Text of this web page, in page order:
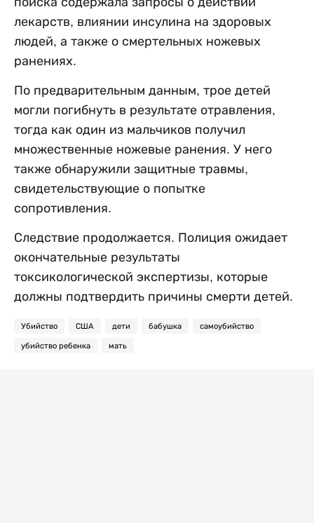
лекарств, влиянии инсулина на здоровых
людей, а также о смертельных ножевых
ранениях.
По предварительным данным, трое детей
могли погибнуть в результате отравления,
тогда как один из мальчиков получил
множественные ножевые ранения. У него
также обнаружили защитные травмы,
свидетельствующие о попытке
сопротивления.
Следствие продолжается. Полиция ожидает
окончательные результаты
токсикологической экспертизы, которые
должны подтвердить причины смерти детей.
Убийство США дети бабушка самоубийство
убийство ребенка мать